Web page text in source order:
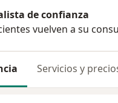
de confianza
vuelven a su
Servicios y